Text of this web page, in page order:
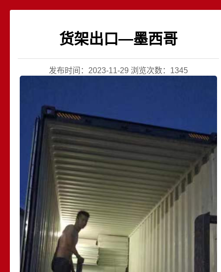
货架出口—墨西哥
发布时间：2023-11-29 浏览次数：1345